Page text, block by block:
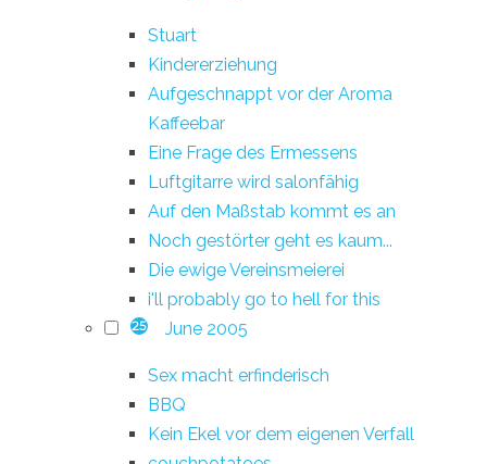
Stuart
Kindererziehung
Aufgeschnappt vor der Aroma
Kaffeebar
Eine Frage des Ermessens
Luftgitarre wird salonfähig
Auf den Maßstab kommt es an
Noch gestörter geht es kaum...
Die ewige Vereinsmeierei
i'll probably go to hell for this
25 June 2005
Sex macht erfinderisch
BBQ
Kein Ekel vor dem eigenen Verfall